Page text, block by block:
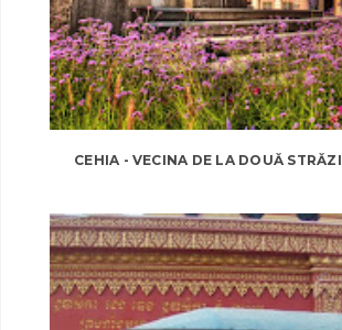
CEHIA - VECINA DE LA DOUĂ